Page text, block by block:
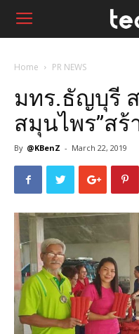
Home PR NEWS
มทร.ธัญบุรี
สมุนไพร”ส
By @KBenZ - March 22, 2019